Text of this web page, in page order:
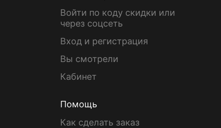
Войти по коду скидки или
через соцсеть
Вход и регистрация
Вы смотрели
Кабинет
Помощь
Как сделать заказ